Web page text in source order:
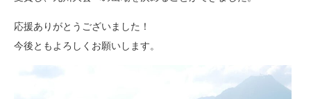
応援ありがとうございました！
今後ともよろしくお願いします。